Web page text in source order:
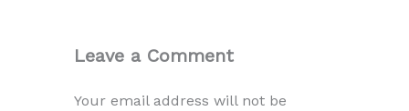
Leave a Comment
Your email address will not be